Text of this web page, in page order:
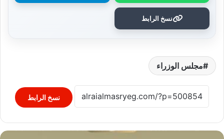
نسخ الرابط
مجلس الوزراء
نسخ الرابط